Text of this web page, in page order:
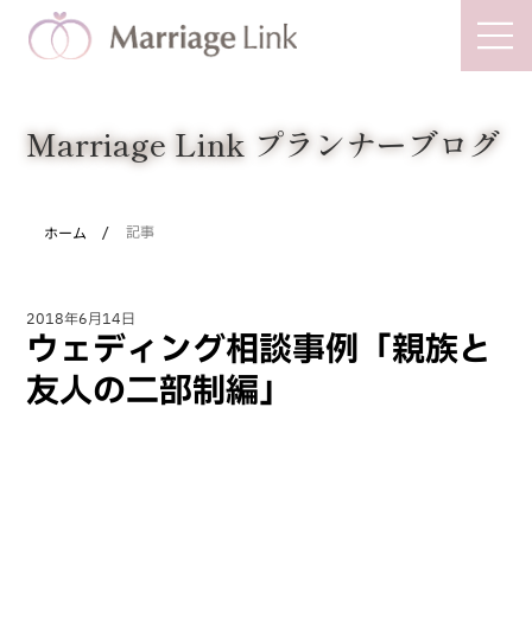
Marriage Link
Marriage Link プランナーブログ
ホーム / 記事
ウェディング相談事例「親族と
友人の二部制編」
2018年6月14日